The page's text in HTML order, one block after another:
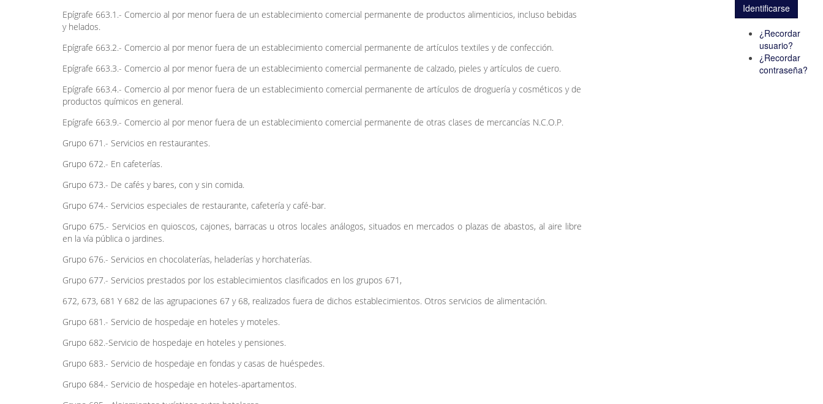
Epígrafe 663.1.- Comercio al por menor fuera de un establecimiento comercial permanente de productos alimenticios, incluso bebidas
y helados.
Epígrafe 663.2.- Comercio al por menor fuera de un establecimiento comercial permanente de artículos textiles y de confección.
Epígrafe 663.3.- Comercio al por menor fuera de un establecimiento comercial permanente de calzado, pieles y artículos de cuero.
Epígrafe 663.4.- Comercio al por menor fuera de un establecimiento comercial permanente de artículos de droguería y cosméticos y de
productos químicos en general.
Epígrafe 663.9.- Comercio al por menor fuera de un establecimiento comercial permanente de otras clases de mercancías N.C.O.P.
Grupo 671.- Servicios en restaurantes.
Grupo 672.- En cafeterías.
Grupo 673.- De cafés y bares, con y sin comida.
Grupo 674.- Servicios especiales de restaurante, cafetería y café-bar.
Grupo 675.- Servicios en quioscos, cajones, barracas u otros locales análogos, situados en mercados o plazas de abastos, al aire libre
en la vía pública o jardines.
Grupo 676.- Servicios en chocolaterías, heladerías y horchaterías.
Grupo 677.- Servicios prestados por los establecimientos clasificados en los grupos 671,
672, 673, 681 Y 682 de las agrupaciones 67 y 68, realizados fuera de dichos establecimientos. Otros servicios de alimentación.
Grupo 681.- Servicio de hospedaje en hoteles y moteles.
Grupo 682.-Servicio de hospedaje en hoteles y pensiones.
Grupo 683.- Servicio de hospedaje en fondas y casas de huéspedes.
Grupo 684.- Servicio de hospedaje en hoteles-apartamentos.
¿Recordar
usuario?
¿Recordar
contraseña?